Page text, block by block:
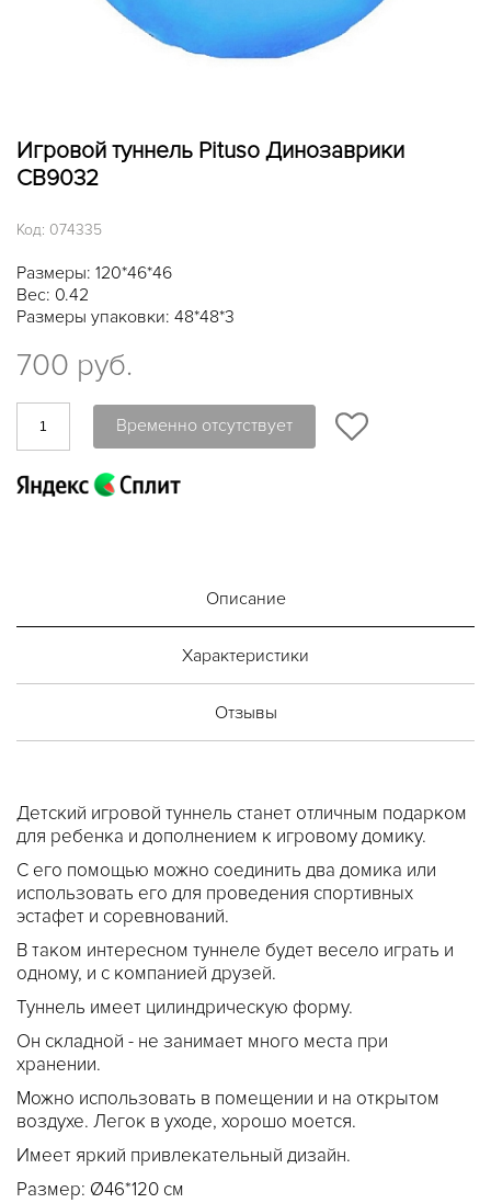
Игровой туннель Pituso Динозаврики
CB9032
Код: 074335
Размеры: 120*46*46
Вес: 0.42
Размеры упаковки: 48*48*3
700 руб.
Временно отсутствует
Описание
Характеристики
Отзывы
Детский игровой туннель станет отличным подарком
для ребенка и дополнением к игровому домику.
С его помощью можно соединить два домика или
использовать его для проведения спортивных
эстафет и соревнований.
В таком интересном туннеле будет весело играть и
одному, и с компанией друзей.
Туннель имеет цилиндрическую форму.
Он складной - не занимает много места при
хранении.
Можно использовать в помещении и на открытом
воздухе. Легок в уходе, хорошо моется.
Имеет яркий привлекательный дизайн.
Размер: Ø46*120 см